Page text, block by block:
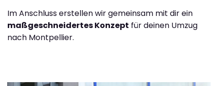
Im Anschluss erstellen wir gemeinsam mit dir ein
maßgeschneidertes Konzept für deinen Umzug
nach Montpellier.